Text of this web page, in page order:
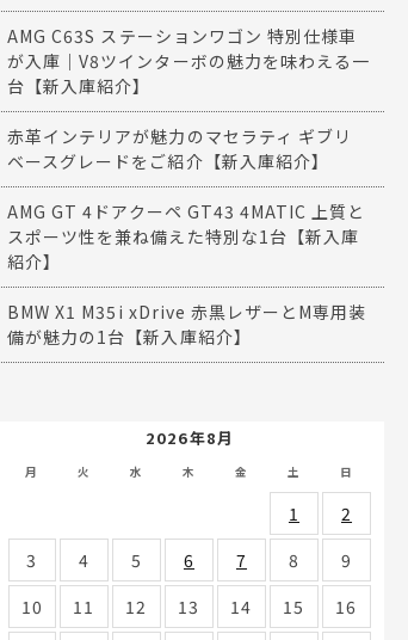
AMG C63S ステーションワゴン 特別仕様車
が入庫｜V8ツインターボの魅力を味わえる一
台【新入庫紹介】
赤革インテリアが魅力のマセラティ ギブリ
ベースグレードをご紹介【新入庫紹介】
AMG GT 4ドアクーペ GT43 4MATIC 上質と
スポーツ性を兼ね備えた特別な1台【新入庫
紹介】
BMW X1 M35i xDrive 赤黒レザーとM専用装
備が魅力の1台【新入庫紹介】
2026年8月
月 火 水 木 金 土 日
1
2
3
4 5 6 7 8
9
10
11 12 13 14 15
16